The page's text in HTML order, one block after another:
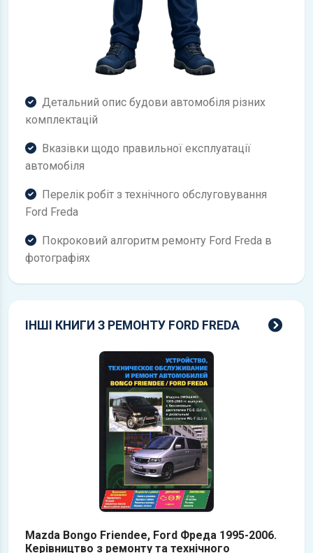
Детальний опис будови автомобіля різних
комплектацій
Вказівки щодо правильної експлуатації
автомобіля
Перелік робіт з технічного обслуговування
Ford Freda
Покроковий алгоритм ремонту Ford Freda в
фотографіях
ІНШІ КНИГИ З РЕМОНТУ FORD FREDA
Mazda Bongo Friendee, Ford Фреда 1995-2006.
Керівництво з ремонту та технічного